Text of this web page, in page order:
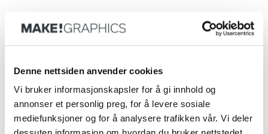
Denne nettsiden anvender cookies
Vi bruker informasjonskapsler for å gi innhold og
annonser et personlig preg, for å levere sosiale
mediefunksjoner og for å analysere trafikken vår. Vi deler
Hils på flere